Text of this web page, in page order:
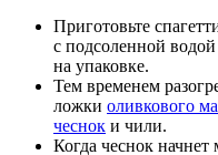
Приготовьте
с подсоленной
на упаковке.
Тем временем
ложки оливкового
чеснок и чили.
Когда чеснок